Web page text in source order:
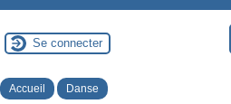
Se connecter
Accueil Danse